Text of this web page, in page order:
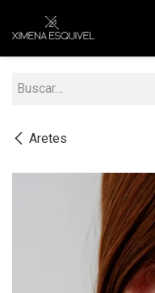
Aretes